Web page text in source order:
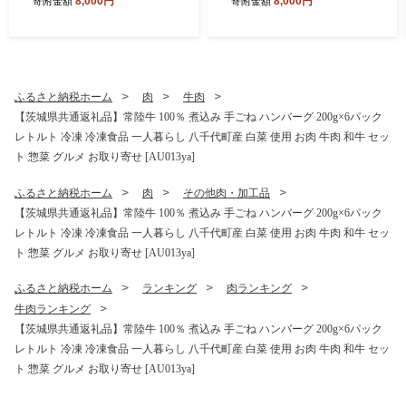
産米 ブランド米 おこめ コメ
ひとりじめBonBonリッチ 1
ふるさと納税ホーム 肉
牛肉
【茨城県共通返礼品】常陸牛 100％ 煮込み 手ごね ハンバーグ 200g×6パック
レトルト 冷凍 冷凍食品 一人暮らし 八千代町産 白菜 使用 お肉 牛肉 和牛 セッ
ト 惣菜 グルメ お取り寄せ [AU013ya]
ふるさと納税ホーム 肉
その他肉・加工品
【茨城県共通返礼品】常陸牛 100％ 煮込み 手ごね ハンバーグ 200g×6パック
レトルト 冷凍 冷凍食品 一人暮らし 八千代町産 白菜 使用 お肉 牛肉 和牛 セッ
ト 惣菜 グルメ お取り寄せ [AU013ya]
ふるさと納税ホーム ランキング
肉ランキング
牛肉ランキング
【茨城県共通返礼品】常陸牛 100％ 煮込み 手ごね ハンバーグ 200g×6パック
レトルト 冷凍 冷凍食品 一人暮らし 八千代町産 白菜 使用 お肉 牛肉 和牛 セッ
ト 惣菜 グルメ お取り寄せ [AU013ya]